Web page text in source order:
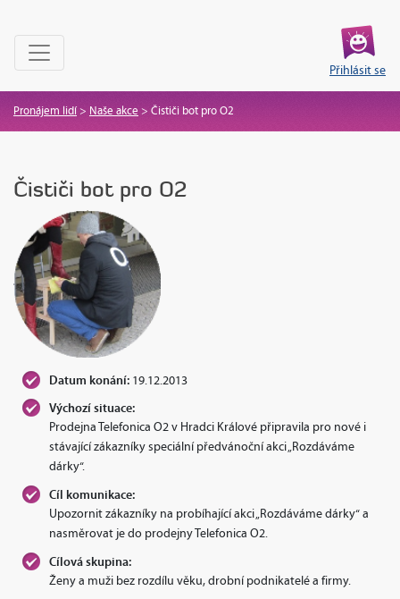
Přihlásit se
Pronájem lidí> Naše akce > Čističi bot pro O2
Čističi bot pro O2
Datum konání: 19.12.2013
Výchozí situace:
Prodejna Telefonica O2 v Hradci Králové připravila pro nové i
stávající zákazníky speciální předvánoční akci „Rozdáváme
dárky“.
Cíl komunikace:
Upozornit zákazníky na probíhající akci „Rozdáváme dárky“ a
nasměrovat je do prodejny Telefonica O2.
Cílová skupina:
Ženy a muži bez rozdílu věku, drobní podnikatelé a firmy.